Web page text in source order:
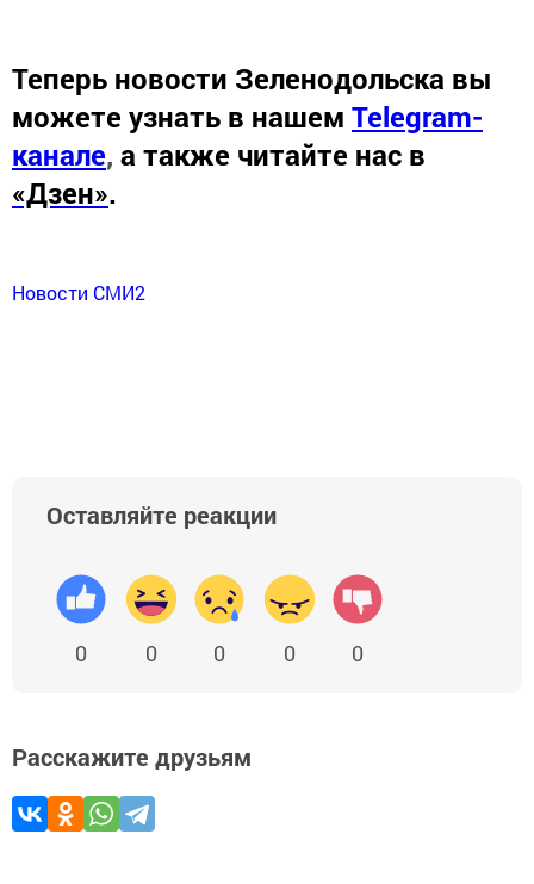
Теперь новости Зеленодольска вы
можете узнать в нашем Telegram-
канале, а также читайте нас в
«Дзен».
Новости СМИ2
Оставляйте реакции
0 0 0 0 0
Расскажите друзьям